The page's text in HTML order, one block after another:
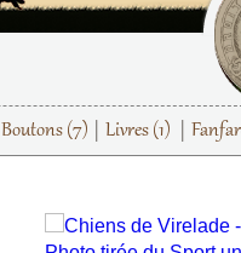
Boutons (7) Livres (1)